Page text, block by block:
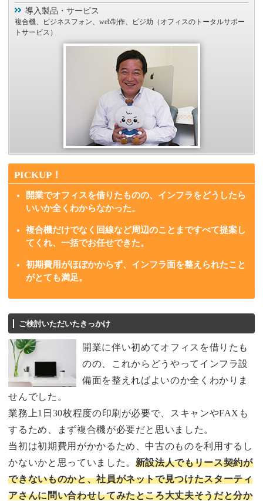
導入製品・サービス
複合機、ビジネスフォン、web制作、ビジ助（オフィスのトータルサポー
トサービス）
PICKUP！
開業でオフィスを借りたものの、インフラをどうしたら
いいか全くわからなかった。
複合機だけでなく回線など周辺のことまですべて提案し
てくれ、一括でお任せできた。
初期費用がほぼかからず、インフラ面を整えられたこと
がとても満足。
ご検討いただいたきっかけ
開業に伴い初めてオフィスを借りたも
のの、これからどうやってインフラ設
備面を整えればよいのか全くわかりま
せんでした。
業務上1日30枚程度の印刷が必要で、スキャンやFAXも
するため、まず複合機が必要だと思いました。
当初は初期費用がかかるため、中古のものを利用するし
かないかと思っていました。 新設法人でもリース契約が
できないものかと、社員がネットで見つけたスターティ
アさんに問い合わせしてみたところ大丈夫そうだと分か